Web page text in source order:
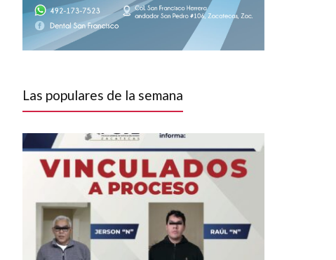
Las populares de la semana